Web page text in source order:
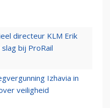
directeur KLM Erik
bij ProRail
Izhavia in
veiligheid